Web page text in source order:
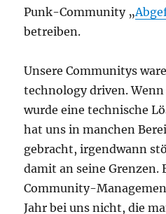
Punk-Community „
betreiben.
Unsere Communitys
technology driven. Wenn
wurde eine technische
hat uns in manchen
gebracht, irgendwann
damit an seine Grenzen.
Community-
Jahr bei uns nicht, die